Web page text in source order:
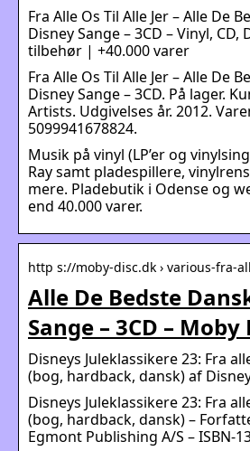
Fra Alle Os Til Alle Jer – Alle De
Disney Sange – 3CD – Vinyl, CD,
tilbehør | +40.000 varer
Fra Alle Os Til Alle Jer – Alle De
Disney Sange – 3CD. På lager.
Artists. Udgivelses år. 2012.
5099941678824.
Musik på vinyl (LP’er og
Ray samt pladespillere,
mere. Pladebutik i Odense og
end 40.000 varer.
http s://moby-disc.dk › various-fra-
Alle De Bedste
Sange – 3CD – Moby
Disneys Juleklassikere 23: Fra
(bog, hardback, dansk) af
Disneys Juleklassikere 23: Fra
(bog, hardback, dansk) –
Egmont Publishing A/S – ISBN-